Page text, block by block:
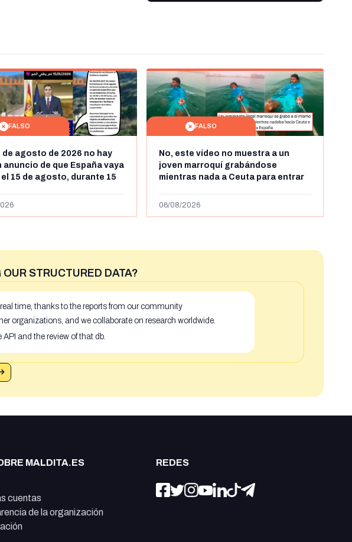
FALSO
de agosto de 2026 no hay
anuncio de que España vaya
el 15 de agosto, durante 15
FALSO
No, este vídeo no muestra a un
joven marroquí grabándose
mientras nada a Ceuta para entrar
más de 450km de Ceuta y el autor lo
06/08/2026
STRUCTURED DATA?
time, thanks to the reports from our community
organizations, and we collaborate on research worldwide.
and the review of that db.
MALDITA.ES
cuentas
de la organización
REDES